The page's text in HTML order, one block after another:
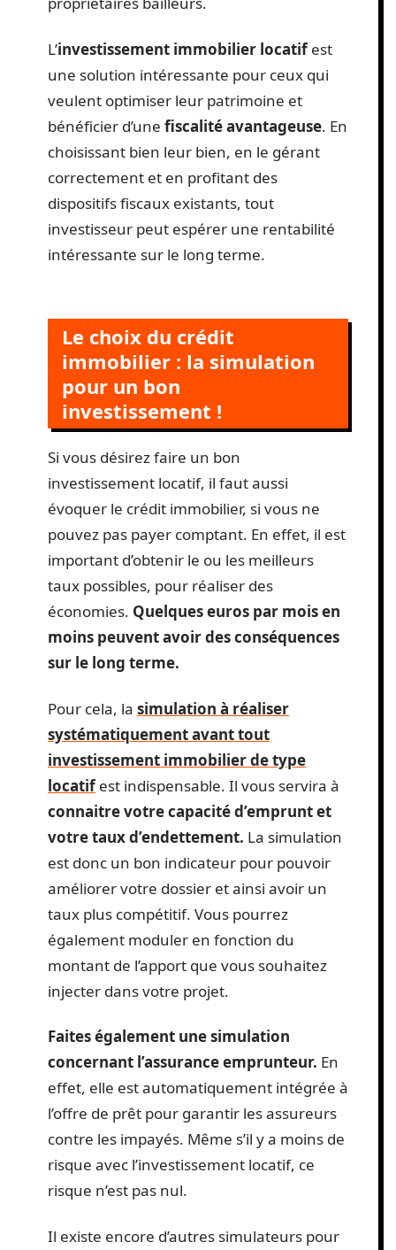
L’investissement immobilier locatifest
une solution intéressante pour ceux qui
veulent optimiser leur patrimoine et
bénéficier d’une fiscalité avantageuse. En
choisissant bien leur bien, en le gérant
correctement et en profitant des
dispositifs fiscaux existants, tout
investisseur peut espérer une rentabilité
intéressante sur le long terme.
Le choix du crédit
immobilier : la simulation
pour un bon
investissement !
Si vous désirez faire un bon
investissement locatif, il faut aussi
évoquer le crédit immobilier, si vous ne
pouvez pas payer comptant. En effet, il est
important d’obtenir le ou les meilleurs
taux possibles, pour réaliser des
économies. Quelques euros par mois en
moins peuvent avoir des conséquences
sur le long terme.
Pour cela, la simulation à réaliser
systématiquement avant tout
investissement immobilier de type
locatifest indispensable. Il vous servira à
connaitre votre capacité d’emprunt et
votre taux d’endettement. La simulation
est donc un bon indicateur pour pouvoir
améliorer votre dossier et ainsi avoir un
taux plus compétitif. Vous pourrez
également moduler en fonction du
montant de l’apport que vous souhaitez
injecter dans votre projet.
Faites également une simulation
concernant l’assurance emprunteur. En
effet, elle est automatiquement intégrée à
l’offre de prêt pour garantir les assureurs
contre les impayés. Même s’il y a moins de
risque avec l’investissement locatif, ce
risque n’est pas nul.
Il existe encore d’autres simulateurs pour